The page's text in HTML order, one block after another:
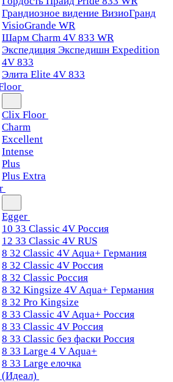
Грандиозное видение ВизиоГранд
VisioGrande WR
Шарм Charm 4V 833 WR
Экспедиция Экспедишн Expedition
4V 833
Элита Elite 4V 833
Clix Floor
Charm
Excellent
Intense
Plus
Plus Extra
Egger
10 33 Classic 4V Россия
12 33 Classic 4V RUS
8 32 Classic 4V Aqua+ Германия
8 32 Classic 4V Россия
8 32 Classic Россия
8 32 Kingsize 4V Aqua+ Германия
8 32 Pro Kingsize
8 33 Classic 4V Aqua+ Россия
8 33 Classic 4V Россия
8 33 Classic без фаски Россия
8 33 Large 4 V Aqua+
8 33 Large елочка